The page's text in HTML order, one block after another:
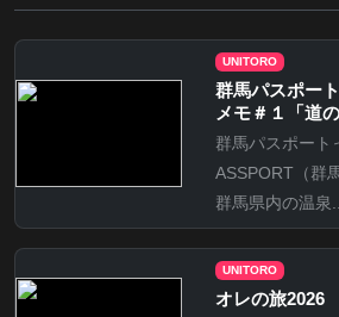
UNITORO
群馬パスポー
メモ＃１「道
群馬パスポート
ASSPORT（群
群馬県内の温泉...
UNITORO
オレの旅2026